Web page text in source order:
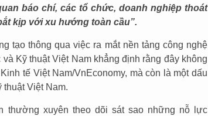
báo chí, các tổ chức, doanh nghiệp thoát
kịp với xu hướng toàn cầu”.
tạo thông qua việc ra mắt nền tảng công nghệ
Kỹ thuật Việt Nam khẳng định rằng đây không
tế Việt Nam/VnEconomy, mà còn là một dấu
thuật Việt Nam.
thường xuyên theo dõi sát sao những nỗ lực